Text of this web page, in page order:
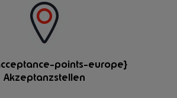
points-europe}
Akzeptanzstellen